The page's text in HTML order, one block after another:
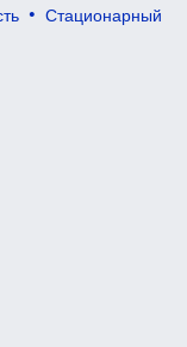
Стационарный